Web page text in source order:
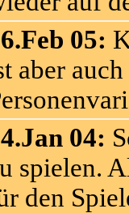
05:
aber
04:
spielen.
den